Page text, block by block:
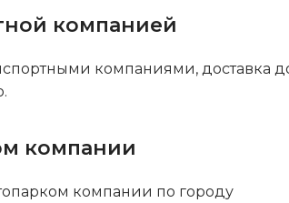
компанией
компаниями, доставка
компании
компании по городу